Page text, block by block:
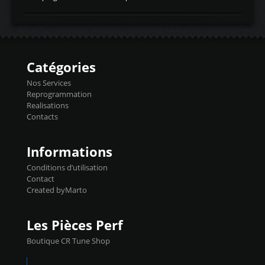
d'admissiontemp ex. pour atmo -30- 80°C
temperaturetemperature ldr moteurtemp
Injecteurs + Flashpro 1370€ TTC Le
précise et performante. Vous pourrez
basculer de la carto sans plomb à Ethanol à
l'aide du flashpro OPTION ECONOMIQUES
Reprog SP 98 sur le calculateur d'origine
450€ TTC Un gain d'environ 10cv et 15nm
Catégories
Nos Services
Reprogrammation
Realisations
Contacts
Informations
Conditions d’utilisation
Contact
Created byMarto
Les Pièces Perf
Boutique CR Tune Shop